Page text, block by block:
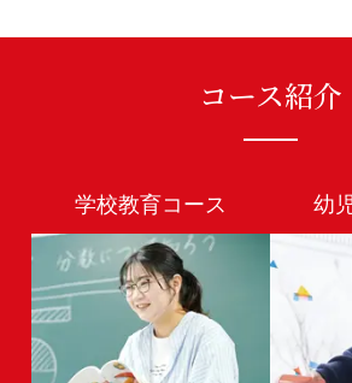
コース紹介
学校教育コース 幼